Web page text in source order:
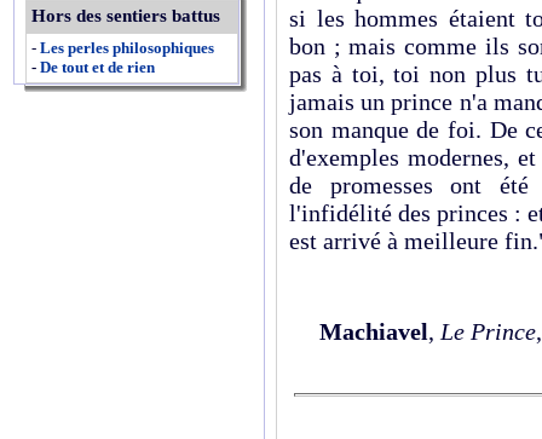
Hors des sentiers battus
- Les perles philosophiques
- De tout et de rien
si les hommes étaient
bon ; mais comme ils
pas à toi, toi non plus
jamais un prince n'a
son manque de foi. De
d'exemples modernes,
de promesses ont été
l'infidélité des princes :
est arrivé à meilleure
Machiavel, Le Prince